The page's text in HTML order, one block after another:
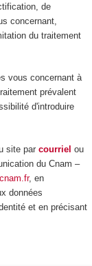
de
concernant,
du traitement
vous concernant à
prévalent
d'introduire
site par courriel ou
du Cnam –
, en
données
et en précisant